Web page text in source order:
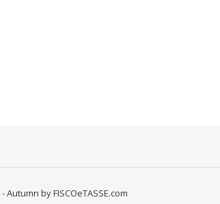
Autumn by FISCOeTASSE.com